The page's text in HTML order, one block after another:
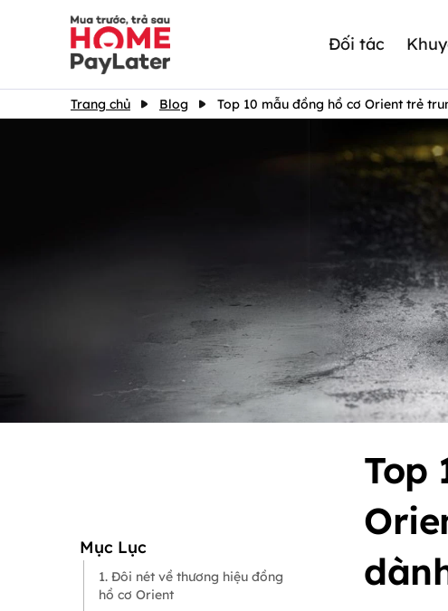
Đối tác
Trang chủ Blog Top 10 mẫu đồng hồ cơ Orient trẻ
Mục Lục
1. Đôi nét về thương hiệu đồng
hồ cơ Orient
Top